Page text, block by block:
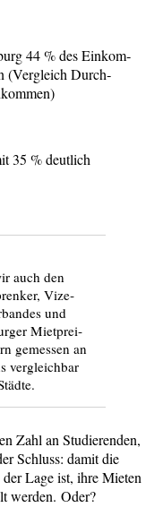
44 % des Ein­kom­
(Ver­gleich Durch­
35 % deut­lich
auch den
Vize­
und
Miet­prei­
gemes­sen an
ver­gleich­bar
Zahl an Stu­die­ren­den,
Schluss: damit die
Lage ist, ihre Mie­ten
wer­den. Oder?